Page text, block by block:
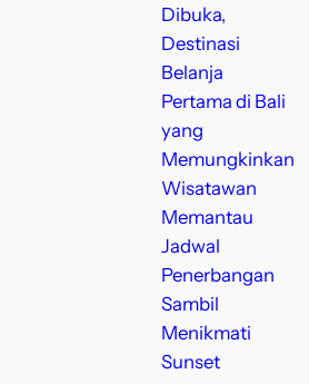
Dibuka,
Destinasi
Belanja
Pertama di Bali
yang
Memungkinkan
Wisatawan
Memantau
Jadwal
Penerbangan
Sambil
Menikmati
Sunset